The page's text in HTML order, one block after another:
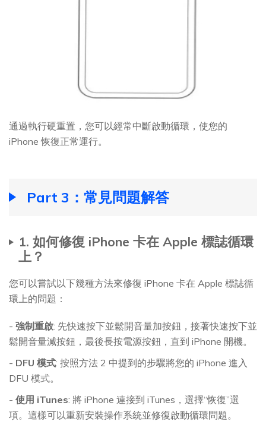
通過執行硬重置，您可以經常中斷啟動循環，使您的
iPhone 恢復正常運行。
Part 3：常見問題解答
1. 如何修復 iPhone 卡在 Apple 標誌循環
上？
您可以嘗試以下幾種方法來修復 iPhone 卡在 Apple 標誌循
環上的問題：
- 強制重啟: 先快速按下並鬆開音量加按鈕，接著快速按下並
鬆開音量減按鈕，最後長按電源按鈕，直到 iPhone 開機。
- DFU 模式: 按照方法 2 中提到的步驟將您的 iPhone 進入
DFU 模式。
- 使用 iTunes: 將 iPhone 連接到 iTunes，選擇“恢復”選
項。這樣可以重新安裝操作系統並修復啟動循環問題。